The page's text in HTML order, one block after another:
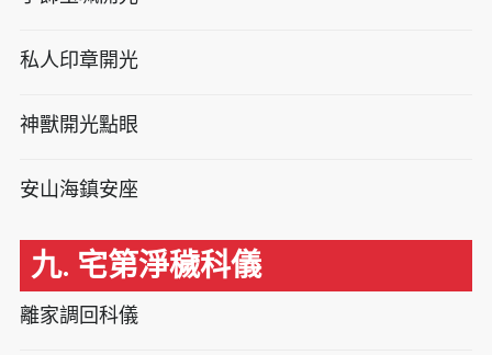
私人印章開光
神獸開光點眼
安山海鎮安座
九. 宅第淨穢科儀
離家調回科儀